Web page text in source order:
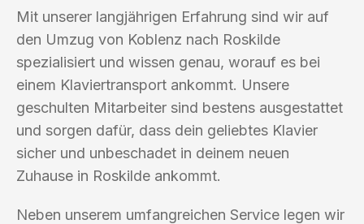
Mit unserer langjährigen Erfahrung sind wir auf
den Umzug von Koblenz nach Roskilde
spezialisiert und wissen genau, worauf es bei
einem Klaviertransport ankommt. Unsere
geschulten Mitarbeiter sind bestens ausgestattet
und sorgen dafür, dass dein geliebtes Klavier
sicher und unbeschadet in deinem neuen
Zuhause in Roskilde ankommt.
Neben unserem umfangreichen Service legen wir